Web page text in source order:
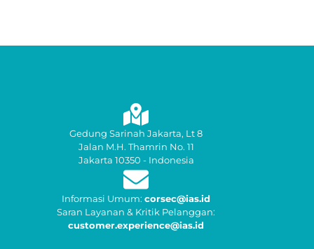
Gedung Sarinah Jakarta, Lt 8
Jalan M.H. Thamrin No. 11
Jakarta 10350 - Indonesia
Informasi Umum:corsec@ias.id
Saran Layanan & Kritik Pelanggan:
customer.experience@ias.id